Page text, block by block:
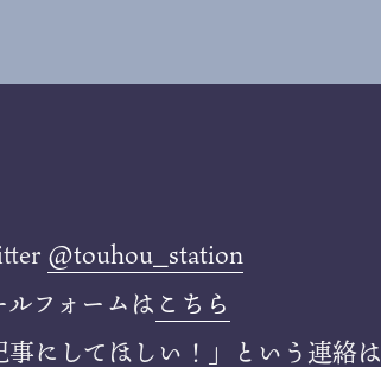
@touhou_station
ルフォームは こちら
事にしてほしい！」という連絡は